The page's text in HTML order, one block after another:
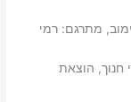
4" / אייזק אסימוב, מתרגם: רמי
חנוך, הוצאת